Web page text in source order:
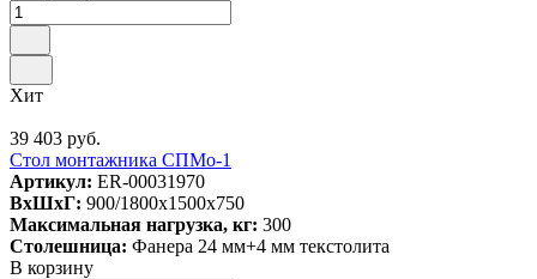
Хит
39 403 руб.
Стол монтажника СПМо-1
Артикул: ER-00031970
ВxШxГ: 900/1800x1500x750
Максимальная нагрузка, кг: 300
Столешница: Фанера 24 мм+4 мм текстолита
В корзину